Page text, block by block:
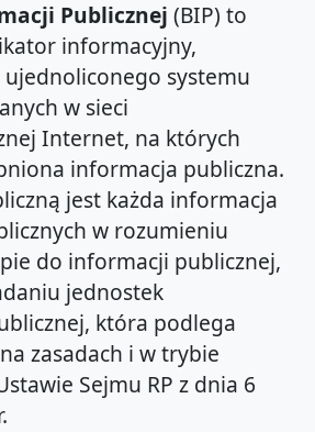
Publicznej (BIP) to
informacyjny,
ujednoliconego systemu
w sieci
Internet, na których
informacja publiczna.
jest każda informacja
w rozumieniu
do informacji publicznej,
jednostek
która podlega
zasadach i w trybie
Sejmu RP z dnia 6